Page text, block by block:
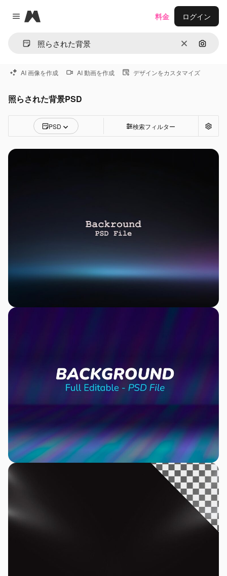
Close menu
Magnific
消去 画像で
料金 ログイン
AI 画像を作成 AI 動画を作成 デザインをカスタマイズ
照らされた背景PSD
PSD 検索フィルター